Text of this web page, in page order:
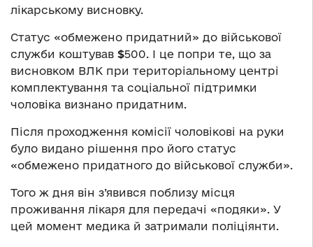
лікарському висновку.
Статус «обмежено придатний» до військової
служби коштував $500. І це попри те, що за
висновком ВЛК при територіальному центрі
комплектування та соціальної підтримки
чоловіка визнано придатним.
Після проходження комісії чоловікові на руки
було видано рішення про його статус
«обмежено придатного до військової служби».
Того ж дня він з’явився поблизу місця
проживання лікаря для передачі «подяки». У
цей момент медика й затримали поліціянти.